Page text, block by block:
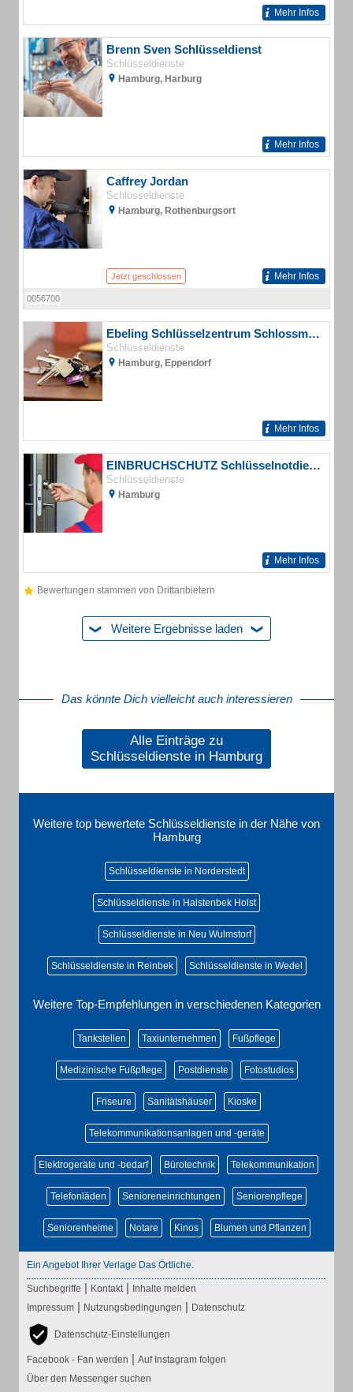
Mehr Infos
Brenn Sven Schlüsseldienst
Schlüsseldienste
Hamburg, Harburg
Mehr Infos
Caffrey Jordan
Schlüsseldienste
Hamburg, Rothenburgsort
Jetzt geschlossen Mehr Infos
0056700
Ebeling Schlüsselzentrum Schlossmontagen
Schlüsseldienste
Hamburg, Eppendorf
Mehr Infos
EINBRUCHSCHUTZ Schlüsselnotdienst
Schlüsseldienste
Hamburg
Mehr Infos
Bewertungen stammen von Drittanbietern
Weitere Ergebnisse laden
Das könnte Dich vielleicht auch interessieren
Alle Einträge zu
Schlüsseldienste in Hamburg
Weitere top bewertete Schlüsseldienste in der Nähe von
Hamburg
Schlüsseldienste in Norderstedt
Schlüsseldienste in Halstenbek Holst
Schlüsseldienste in Neu Wulmstorf
Schlüsseldienste in Reinbek Schlüsseldienste in Wedel
Weitere Top-Empfehlungen in verschiedenen Kategorien
Tankstellen Taxiunternehmen Fußpflege
Medizinische Fußpflege Postdienste Fotostudios
Friseure Sanitätshäuser Kioske
Telekommunikationsanlagen und -geräte
Elektrogeräte und -bedarf Bürotechnik Telekommunikation
Telefonläden Senioreneinrichtungen Seniorenpflege
Seniorenheime Notare Kinos Blumen und Pflanzen
Ein Angebot Ihrer Verlage Das Örtliche.
Suchbegriffe | Kontakt | Inhalte melden
Impressum | Nutzungsbedingungen | Datenschutz
Datenschutz-Einstellungen
Facebook - Fan werden | Auf Instagram folgen
Über den Messenger suchen